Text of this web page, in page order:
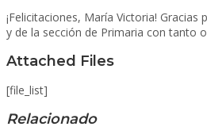
¡Felicitaciones, María Victoria! Gracias
y de la sección de Primaria con tanto
Attached Files
[file_list]
Relacionado